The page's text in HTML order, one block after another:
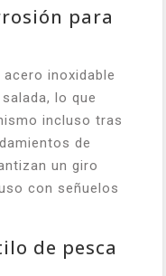
para
inoxidable
lo que
incluso tras
de
un giro
con señuelos
de pesca